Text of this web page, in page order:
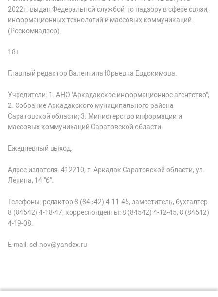
2022г. выдан Федеральной службой по надзору в сфере связи,
информационных технологий и массовых коммуникаций
(Роскомнадзор).
18+
Главный редактор Валентина Юрьевна Евдокимова.
Учредители: 1. АНО "Аркадакское информационное агентство";
2. Собрание Аркадакского муниципального района
Саратовской области; 3. Министерство информации и
массовых коммуникаций Саратовской области.
Ежедневный выход.
Адрес издателя: 412210, г. Аркадак Саратовской области, ул.
Ленина, 14 "б".
Телефоны: редактор 8 (84542) 4-11-45, заместитель, бухгалтер
8 (84542) 4-18-47, корреспонденты: 8 (84542) 4-12-45, 8 (84542)
4-19-08.
E-mail: sel-nov@yandex.ru